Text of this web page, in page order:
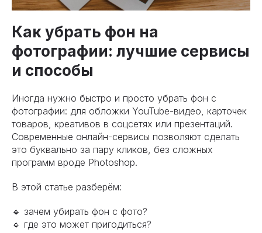
Как убрать фон на
фотографии: лучшие сервисы
и способы
Иногда нужно быстро и просто убрать фон с
фотографии: для обложки YouTube-видео, карточек
товаров, креативов в соцсетях или презентаций.
Современные онлайн-сервисы позволяют сделать
это буквально за пару кликов, без сложных
программ вроде Photoshop.
В этой статье разберём:
🔹 зачем убирать фон с фото?
🔹 где это может пригодиться?